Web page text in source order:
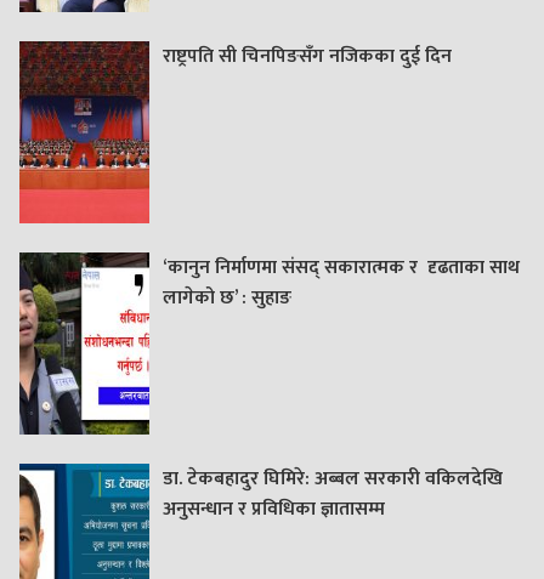
राष्ट्रपति सी चिनपिङसँग नजिकका दुई दिन
‘कानुन निर्माणमा संसद् सकारात्मक र दृढताका साथ
लागेको छ’ : सुहाङ
डा. टेकबहादुर घिमिरे: अब्बल सरकारी वकिलदेखि
अनुसन्धान र प्रविधिका ज्ञातासम्म